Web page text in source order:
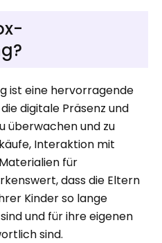
ist eine hervorragende
digitale Präsenz und
überwachen und zu
Interaktion mit
für
dass die Eltern
Kinder so lange
und für ihre eigenen
sind.